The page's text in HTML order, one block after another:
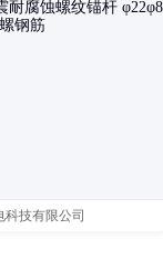
技有限公司